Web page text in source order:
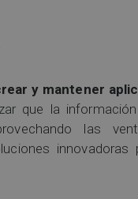
y mantener
que la
las